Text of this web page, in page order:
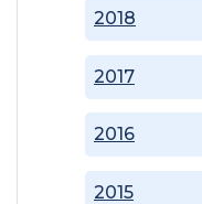
2015
2016
2017
2018